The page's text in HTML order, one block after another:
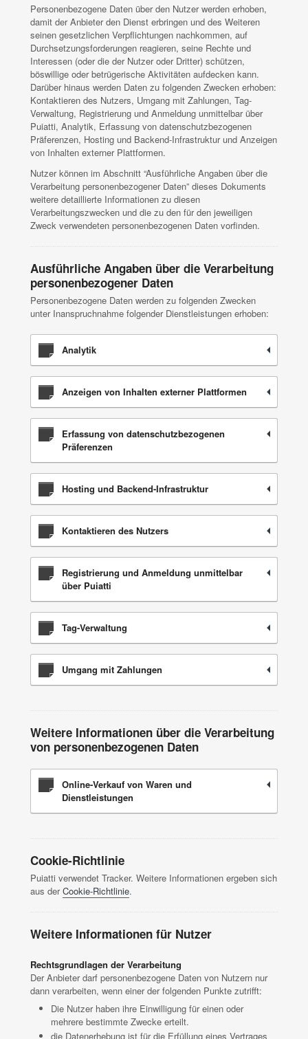
Personenbezogene Daten über den Nutzer werden erhoben,
damit der Anbieter den Dienst erbringen und des Weiteren
seinen gesetzlichen Verpflichtungen nachkommen, auf
Durchsetzungsforderungen reagieren, seine Rechte und
Interessen (oder die der Nutzer oder Dritter) schützen,
böswillige oder betrügerische Aktivitäten aufdecken kann.
Darüber hinaus werden Daten zu folgenden Zwecken erhoben:
Kontaktieren des Nutzers, Umgang mit Zahlungen, Tag-
Verwaltung, Registrierung und Anmeldung unmittelbar über
Puiatti, Analytik, Erfassung von datenschutzbezogenen
Präferenzen, Hosting und Backend-Infrastruktur und Anzeigen
von Inhalten externer Plattformen.
Nutzer können im Abschnitt “Ausführliche Angaben über die
Verarbeitung personenbezogener Daten” dieses Dokuments
weitere detaillierte Informationen zu diesen
Verarbeitungszwecken und die zu den für den jeweiligen
Zweck verwendeten personenbezogenen Daten vorfinden.
Ausführliche Angaben über die Verarbeitung
personenbezogener Daten
Personenbezogene Daten werden zu folgenden Zwecken
unter Inanspruchnahme folgender Dienstleistungen erhoben:
Analytik
Anzeigen von Inhalten externer Plattformen
Erfassung von datenschutzbezogenen
Präferenzen
Hosting und Backend-Infrastruktur
Kontaktieren des Nutzers
Registrierung und Anmeldung unmittelbar
über Puiatti
Tag-Verwaltung
Umgang mit Zahlungen
Weitere Informationen über die Verarbeitung
von personenbezogenen Daten
Online-Verkauf von Waren und
Dienstleistungen
Cookie-Richtlinie
Puiatti verwendet Tracker. Weitere Informationen ergeben sich
aus derCookie-Richtlinie.
Weitere Informationen für Nutzer
Rechtsgrundlagen der Verarbeitung
Der Anbieter darf personenbezogene Daten von Nutzern nur
dann verarbeiten, wenn einer der folgenden Punkte zutrifft:
Die Nutzer haben ihre Einwilligung für einen oder
mehrere bestimmte Zwecke erteilt.
die Datenerhebung ist für die Erfüllung eines Vertrages